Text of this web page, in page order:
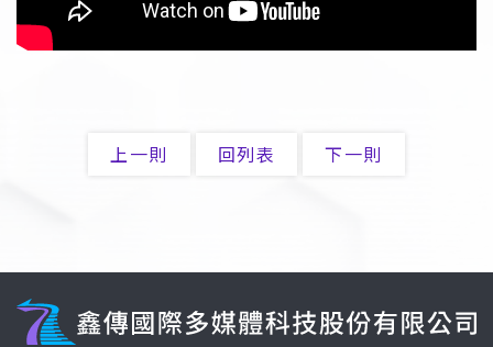
上一則 回列表 下一則